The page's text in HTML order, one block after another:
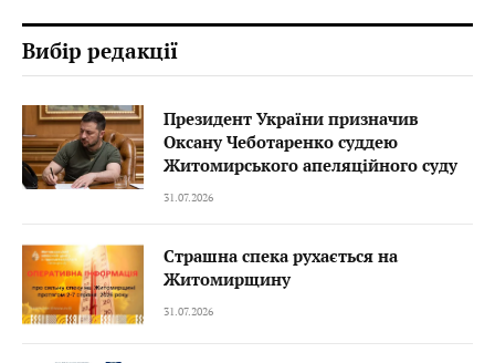
Вибір редакції
Президент України призначив
Оксану Чеботаренко суддею
Житомирського апеляційного суду
31.07.2026
Страшна спека рухається на
Житомирщину
31.07.2026